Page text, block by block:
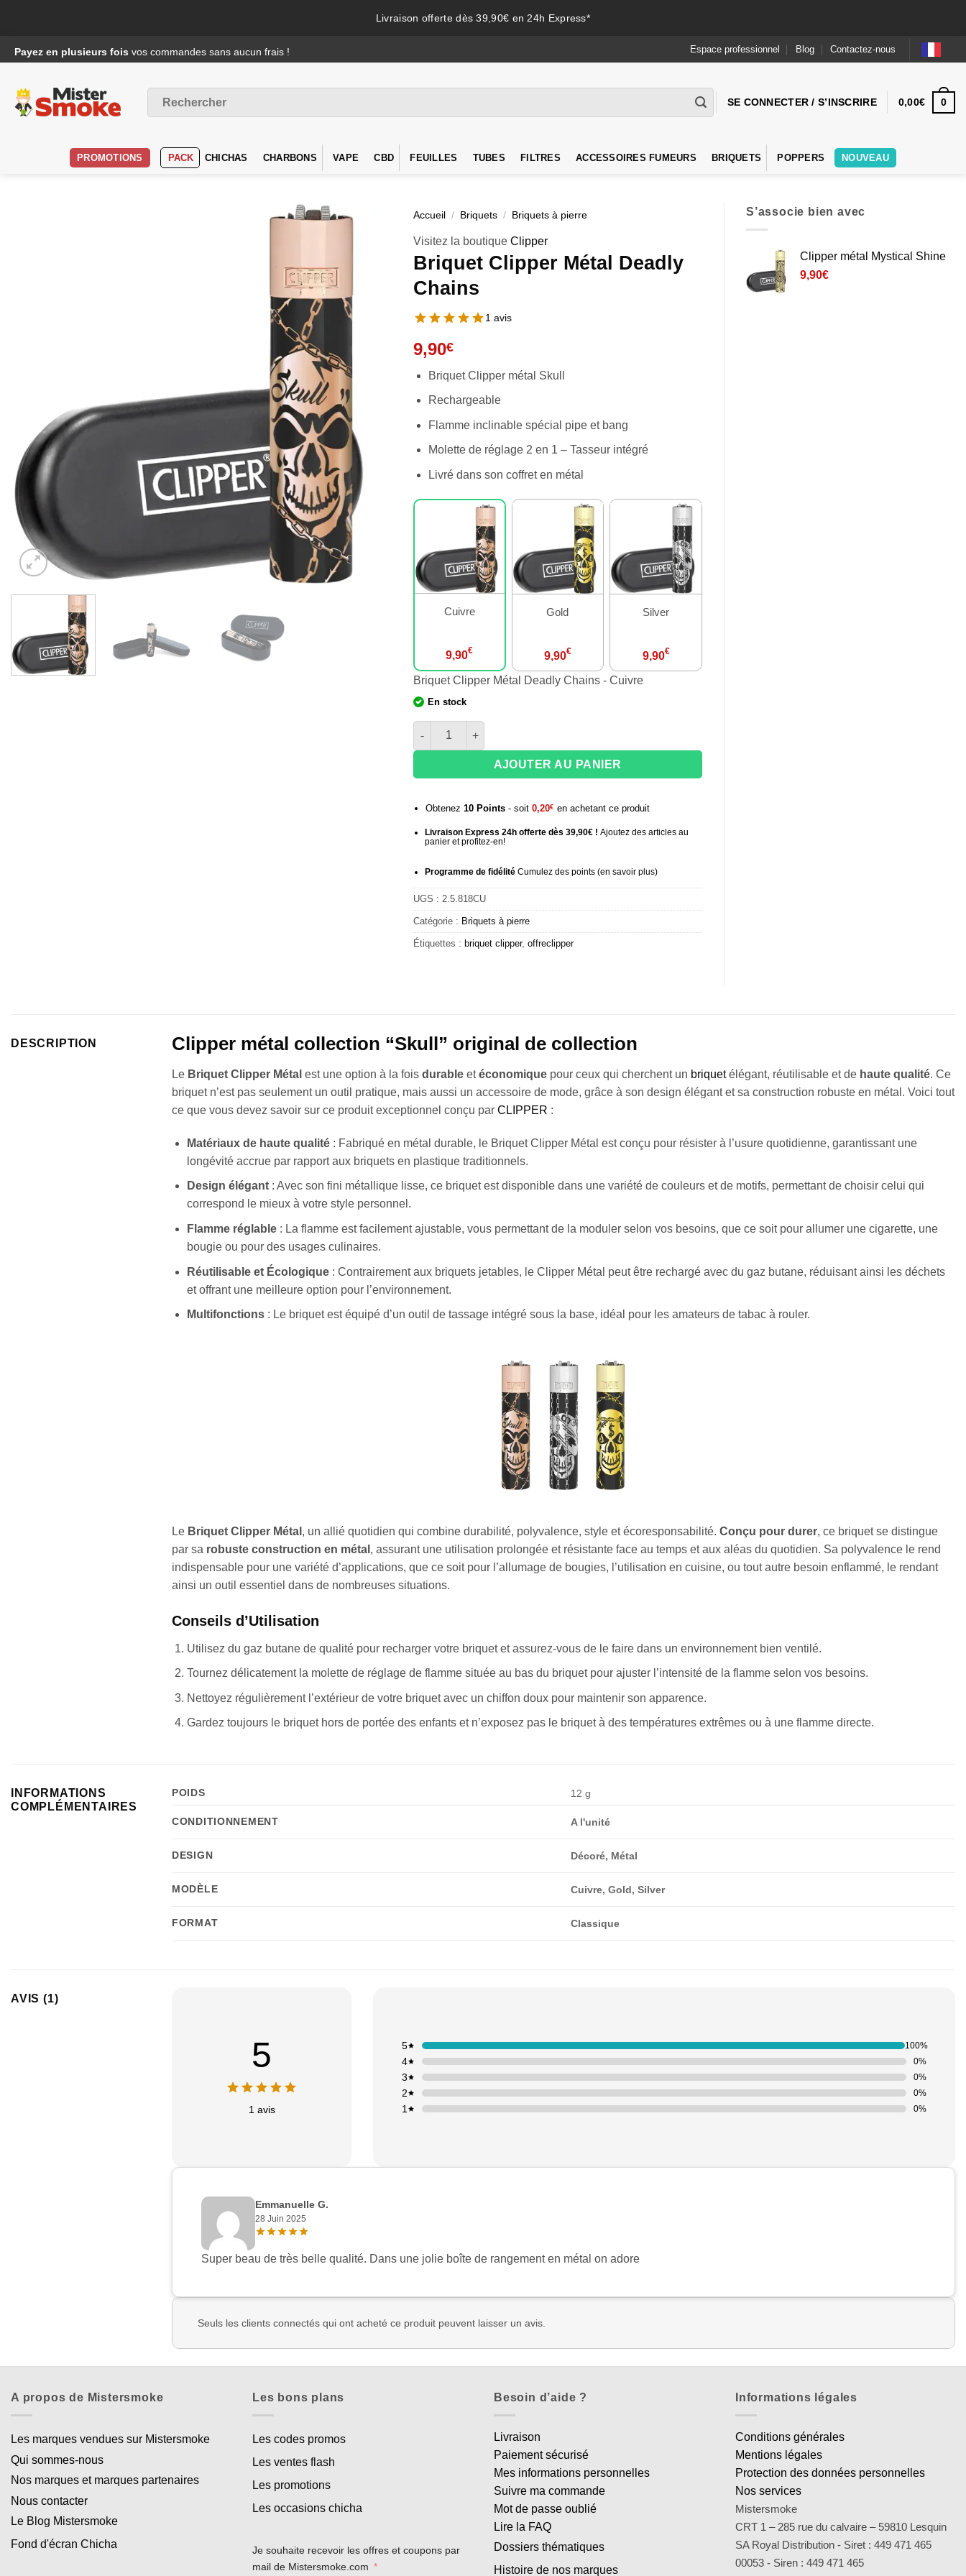
Livraison offerte dès 39,90€ en 24h Express*
au
Payez en plusieurs fois vos commandes sans aucun frais ! Espace professionnel Blog Contactez-nous
pour :
SE CONNECTER / S’INSCRIRE 0,00€ 0
PROMOTIONS PACK CHICHAS CHARBONS VAPE CBD FEUILLES TUBES FILTRES ACCESSOIRES FUMEURS BRIQUETS POPPERS NOUVEAU
Accueil / Briquets / Briquets à pierre
Visitez la boutique Clipper
Briquet Clipper Métal Deadly
Chains
1 avis
9,90€
Briquet Clipper métal Skull
Rechargeable
Flamme inclinable spécial pipe et bang
Molette de réglage 2 en 1 – Tasseur intégré
Livré dans son coffret en métal
Cuivre
9,90€
Gold
9,90€
Silver
9,90€
Briquet Clipper Métal Deadly Chains - Cuivre
En stock
quantité de Briquet Clipper Métal Deadly Chains
AJOUTER AU PANIER
Obtenez 10Points- soit 0,20€ en achetant ce produit
Livraison Express 24h offerte dès 39,90€ ! Ajoutez des articles au
panier et profitez-en!
Programme de fidélitéCumulez des points (en savoir plus)
UGS : 2.5.818CU
Catégorie : Briquets à pierre
Étiquettes : briquet clipper, offreclipper
S’associe bien avec
Clipper métal Mystical Shine
9,90€
DESCRIPTION Clipper métal collection “Skull” original de collection
Le Briquet Clipper Métal est une option à la fois durable etéconomique pour ceux qui cherchent un briquetélégant, réutilisable et de haute qualité. Ce
briquet n’est pas seulement un outil pratique, mais aussi un accessoire de mode, grâce à son design élégant et sa construction robuste en métal. Voici tout
ce que vous devez savoir sur ce produit exceptionnel conçu par CLIPPER :
Matériaux de haute qualité: Fabriqué en métal durable, le Briquet Clipper Métal est conçu pour résister à l’usure quotidienne, garantissant une
longévité accrue par rapport aux briquets en plastique traditionnels.
Design élégant: Avec son fini métallique lisse, ce briquet est disponible dans une variété de couleurs et de motifs, permettant de choisir celui qui
correspond le mieux à votre style personnel.
Flamme réglable: La flamme est facilement ajustable, vous permettant de la moduler selon vos besoins, que ce soit pour allumer une cigarette, une
bougie ou pour des usages culinaires.
Réutilisable et Écologique: Contrairement aux briquets jetables, le Clipper Métal peut être rechargé avec du gaz butane, réduisant ainsi les déchets
et offrant une meilleure option pour l’environnement.
Multifonctions: Le briquet est équipé d’un outil de tassage intégré sous la base, idéal pour les amateurs de tabac à rouler.
Le Briquet Clipper Métal , un allié quotidien qui combine durabilité, polyvalence, style et écoresponsabilité. Conçu pour durer, ce briquet se distingue
par sa robuste construction en métal , assurant une utilisation prolongée et résistante face au temps et aux aléas du quotidien. Sa polyvalence le rend
indispensable pour une variété d’applications, que ce soit pour l’allumage de bougies, l’utilisation en cuisine, ou tout autre besoin enflammé, le rendant
ainsi un outil essentiel dans de nombreuses situations.
Conseils d’Utilisation
Utilisez du gaz butane de qualité pour recharger votre briquet et assurez-vous de le faire dans un environnement bien ventilé.
Tournez délicatement la molette de réglage de flamme située au bas du briquet pour ajuster l’intensité de la flamme selon vos besoins.
Nettoyez régulièrement l’extérieur de votre briquet avec un chiffon doux pour maintenir son apparence.
Gardez toujours le briquet hors de portée des enfants et n’exposez pas le briquet à des températures extrêmes ou à une flamme directe.
INFORMATIONS
COMPLÉMENTAIRES
POIDS 12 g
CONDITIONNEMENT A l'unité
DESIGN Décoré, Métal
MODÈLE Cuivre, Gold, Silver
FORMAT Classique
AVIS (1)
5
1 avis 1 0%
2 0%
3 0%
4 0%
5 100%
Emmanuelle G.
28 Juin 2025
Super beau de très belle qualité. Dans une jolie boîte de rangement en métal on adore
Seuls les clients connectés qui ont acheté ce produit peuvent laisser un avis.
A propos de Mistersmoke
Les marques vendues sur Mistersmoke
Qui sommes-nous
Nos marques et marques partenaires
Nous contacter
Le Blog Mistersmoke
Fond d'écran Chicha
Les bons plans
Les codes promos
Les ventes flash
Les promotions
Les occasions chicha
Je souhaite recevoir les offres et coupons par
mail de Mistersmoke.com
Besoin d’aide ?
Livraison
Paiement sécurisé
Mes informations personnelles
Suivre ma commande
Mot de passe oublié
Lire la FAQ
Dossiers thématiques
Histoire de nos marques
Informations légales
Conditions générales
Mentions légales
Protection des données personnelles
Nos services
Mistersmoke
CRT 1 – 285 rue du calvaire – 59810 Lesquin
SA Royal Distribution - Siret : 449 471 465
00053 - Siren : 449 471 465